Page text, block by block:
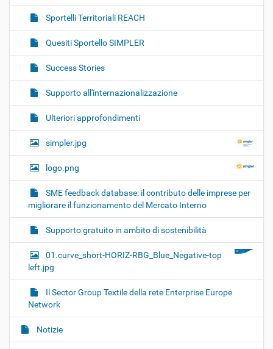
Sportelli Territoriali REACH
Quesiti Sportello SIMPLER
Success Stories
Supporto all'internazionalizzazione
Ulteriori approfondimenti
simpler.jpg
logo.png
SME feedback database: il contributo delle imprese per
migliorare il funzionamento del Mercato Interno
Supporto gratuito in ambito di sostenibilità
01.curve_short-HORIZ-RBG_Blue_Negative-top
left.jpg
Il Sector Group Textile della rete Enterprise Europe
Network
Notizie